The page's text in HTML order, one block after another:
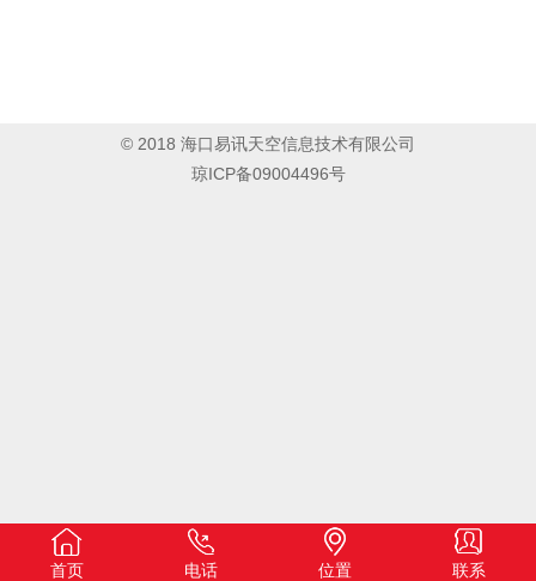
© 2018 海口易讯天空信息技术有限公司
琼ICP备09004496号
首页 电话 位置 联系